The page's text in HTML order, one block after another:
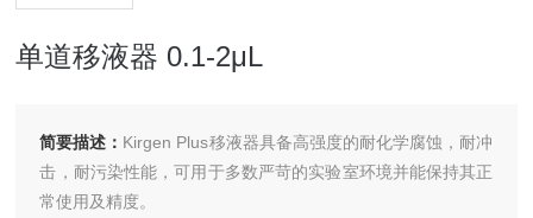
单道移液器 0.1-2μL
简要描述： Kirgen Plus移液器具备高强度的耐化学腐蚀，耐冲
击，耐污染性能，可用于多数严苛的实验室环境并能保持其正
常使用及精度。